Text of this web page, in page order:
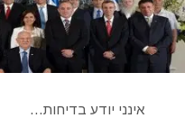
אינני יודע בדיחות…